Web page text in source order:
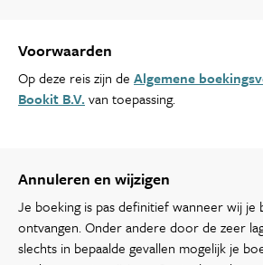
Voorwaarden
Op deze reis zijn de Algemene
Bookit B.V. van toepassing.
Annuleren en wijzigen
Je boeking is pas definitief wanneer wij je
ontvangen. Onder andere door de zeer
slechts in bepaalde gevallen mogelijk je